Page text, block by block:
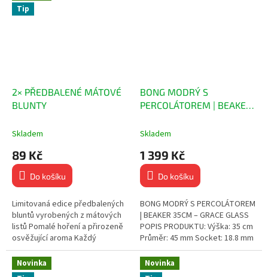
Tip
2× PŘEDBALENÉ MÁTOVÉ
BLUNTY
Skladem
89 Kč
Do košíku
Limitovaná edice předbalených
bluntů vyrobených z mátových
listů Pomalé hoření a přirozeně
osvěžující aroma Každý
vzduchotěsný skleněný tubus
obsahuje 2 blunty...
BONG MODRÝ S
PERCOLÁTOREM | BEAKER
Skladem
1 399 Kč
Do košíku
BONG MODRÝ S PERCOLÁTOREM
| BEAKER 35CM – GRACE GLASS
POPIS PRODUKTU: Výška: 35 cm
Průměr: 45 mm Socket: 18.8 mm
Stabilní beaker tvar s klasickým
vzhledem...
Novinka
Novinka